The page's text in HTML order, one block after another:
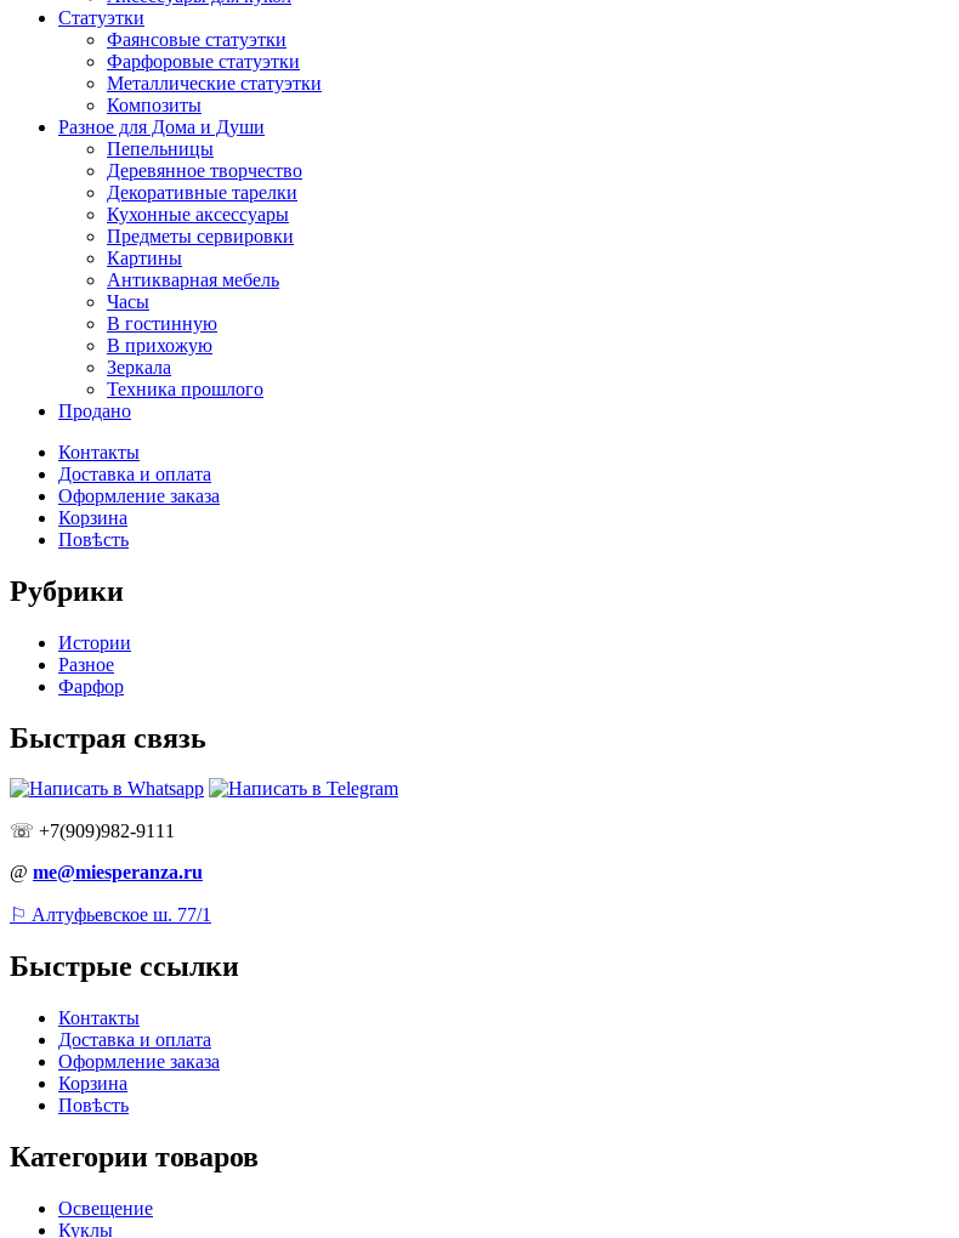
Статуэтки
Фаянсовые статуэтки
Фарфоровые статуэтки
Металлические статуэтки
Композиты
Разное для Дома и Души
Пепельницы
Деревянное творчество
Декоративные тарелки
Кухонные аксессуары
Предметы сервировки
Картины
Антикварная мебель
Часы
В гостинную
В прихожую
Зеркала
Техника прошлого
Продано
Контакты
Доставка и оплата
Оформление заказа
Корзина
Повѣсть
Рубрики
Истории
Разное
Фарфор
Быстрая связь
☏ +7(909)982-9111
@ me@miesperanza.ru
⚐ Алтуфьевское ш. 77/1
Быстрые ссылки
Контакты
Доставка и оплата
Оформление заказа
Корзина
Повѣсть
Категории товаров
Освещение
Куклы